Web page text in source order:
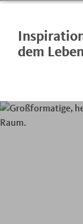
dem Leben